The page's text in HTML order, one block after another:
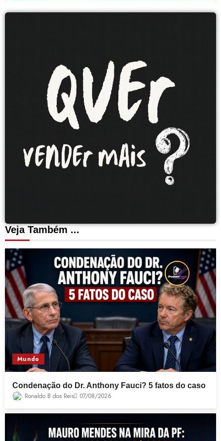
Veja Também ...
Mundo
Condenação do Dr. Anthony Fauci? 5 fatos do caso
Ronaldo B dos Reis 07/08/2026